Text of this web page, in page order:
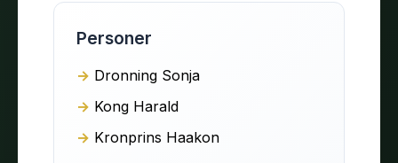
Personer
Dronning Sonja
Kong Harald
Kronprins Haakon